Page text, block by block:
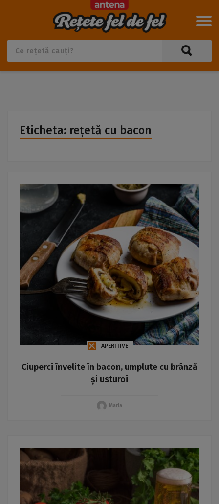
Eticheta: rețetă cu bacon
APERITIVE
Ciuperci învelite în bacon, umplute cu brânză
și usturoi
Maria